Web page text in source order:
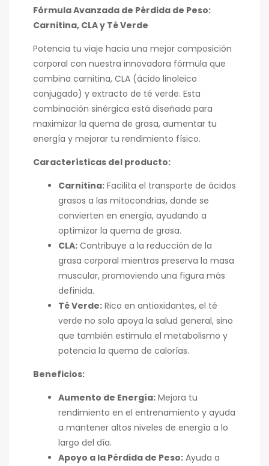
Fórmula Avanzada de Pérdida de Peso:
Carnitina, CLA y Té Verde
Potencia tu viaje hacia una mejor composición
corporal con nuestra innovadora fórmula que
combina carnitina, CLA (ácido linoleico
conjugado) y extracto de té verde. Esta
combinación sinérgica está diseñada para
maximizar la quema de grasa, aumentar tu
energía y mejorar tu rendimiento físico.
Características del producto:
Carnitina: Facilita el transporte de ácidos
grasos a las mitocondrias, donde se
convierten en energía, ayudando a
optimizar la quema de grasa.
CLA: Contribuye a la reducción de la
grasa corporal mientras preserva la masa
muscular, promoviendo una figura más
definida.
Té Verde: Rico en antioxidantes, el té
verde no solo apoya la salud general, sino
que también estimula el metabolismo y
potencia la quema de calorías.
Beneficios:
Aumento de Energía: Mejora tu
rendimiento en el entrenamiento y ayuda
a mantener altos niveles de energía a lo
largo del día.
Apoyo a la Pérdida de Peso: Ayuda a